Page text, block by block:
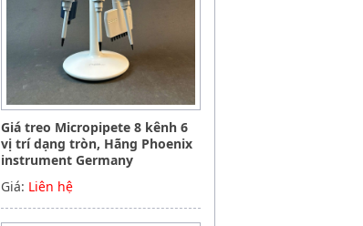
Giá treo Micropipete 8 kênh 6
vị trí dạng tròn, Hãng Phoenix
instrument Germany
Giá: Liên hệ